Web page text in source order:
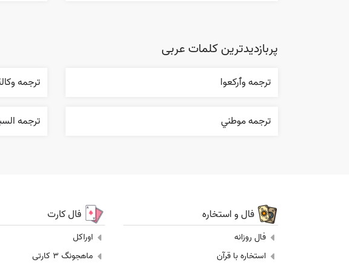
پربازدیدترین کلمات عربی
ترجمه وٱرکعوا ترجمه
ترجمه موطني ترجمه
فال و استخاره
فال روزانه
استخاره با قرآن
فال کارت
اوراکل
ماهجونگ 3 کارتی